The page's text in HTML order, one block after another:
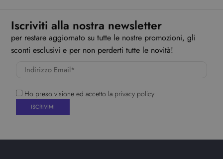
Iscriviti alla nostra newsletter
per restare aggiornato su tutte le nostre promozioni, gli
sconti esclusivi e per non perderti tutte le novità!
Ho preso visione ed accetto la privacy policy